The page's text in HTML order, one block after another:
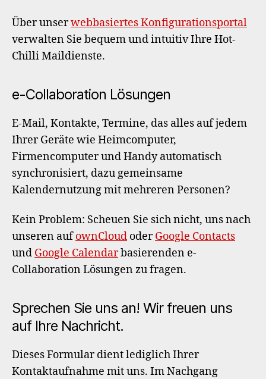
Über unserwebbasiertes Konfigurationsportal
verwalten Sie bequem und intuitiv Ihre Hot-
Chilli Maildienste.
e-Collaboration Lösungen
E-Mail, Kontakte, Termine, das alles auf jedem
Ihrer Geräte wie Heimcomputer,
Firmencomputer und Handy automatisch
synchronisiert, dazu gemeinsame
Kalendernutzung mit mehreren Personen?
Kein Problem: Scheuen Sie sich nicht, uns nach
unseren aufownCloud oderGoogle Contacts
und Google Calendarbasierenden e-
Collaboration Lösungen zu fragen.
Sprechen Sie uns an! Wir freuen uns
auf Ihre Nachricht.
Dieses Formular dient lediglich Ihrer
Kontaktaufnahme mit uns. Im Nachgang